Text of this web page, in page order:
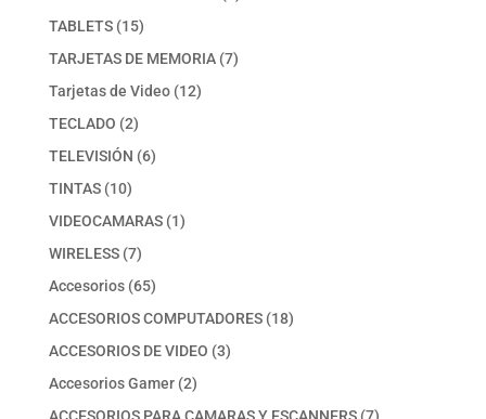
TABLETS 1515
productos
TARJETAS DE MEMORIA 77
Tarjetas de Video 1212
TECLADO 22
productos
TELEVISIÓN 66
TINTAS 1010
productos
VIDEOCAMARAS 11
WIRELESS 77
productos
Accesorios 6565
productos
ACCESORIOS COMPUTADORES 1818
ACCESORIOS DE VIDEO 33
Accesorios Gamer 22
productos
7